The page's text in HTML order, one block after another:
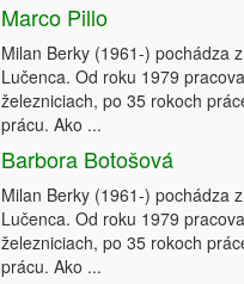
Marco Pillo
Milan Berky (1961-) pochádza z
Lučenca. Od roku 1979
železniciach, po 35 rokoch
prácu. Ako ...
Barbora Botošová
Milan Berky (1961-) pochádza z
Lučenca. Od roku 1979
železniciach, po 35 rokoch
prácu. Ako ...